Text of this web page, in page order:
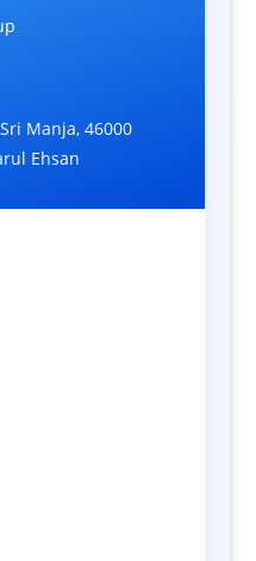
Manja, 46000
Ehsan